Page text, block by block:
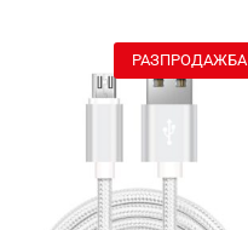
РАЗПРОДАЖБА